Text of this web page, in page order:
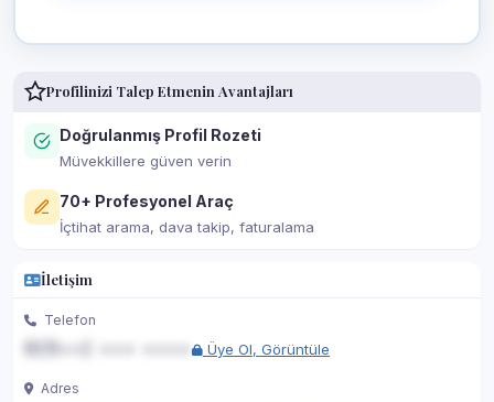
Profilinizi Talep Etmenin Avantajları
Doğrulanmış Profil Rozeti
Müvekkillere güven verin
70+ Profesyonel Araç
İçtihat arama, dava takip, faturalama
İletişim
Telefon
Üye Ol, Görüntüle
Adres